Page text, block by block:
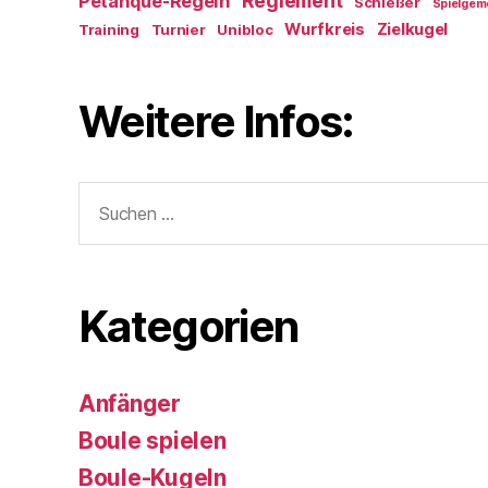
Training
Turnier Unibloc Wurfkreis Zielkugel
Weitere Infos:
nach:
Kategorien
Anfänger
Boule spielen
Boule-Kugeln